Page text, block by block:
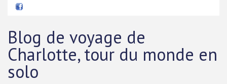
Blog de voyage de
Charlotte, tour du monde en
solo